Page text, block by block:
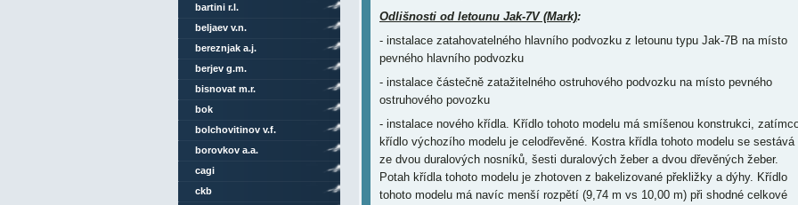
Odlišnosti od letounu Jak-7V (Mark):
- instalace zatahovatelného hlavního podvozku z letounu typu Jak-7B na místo
pevného hlavního podvozku
- instalace částečně zatažitelného ostruhového podvozku na místo pevného
ostruhového povozku
- instalace nového křídla. Křídlo tohoto modelu má smíšenou konstrukci,
křídlo výchozího modelu je celodřevěné. Kostra křídla tohoto modelu se sestává
ze dvou duralových nosníků, šesti duralových žeber a dvou dřevěných žeber.
Potah křídla tohoto modelu je zhotoven z bakelizované překližky a dýhy. Křídlo
tohoto modelu má navíc menší rozpětí (9,74 m vs 10,00 m) při shodné celkové
bartini r.l.
beljaev v.n.
bereznjak a.j.
berjev g.m.
bisnovat m.r.
bok
bolchovitinov v.f.
borovkov a.a.
cagi
ckb